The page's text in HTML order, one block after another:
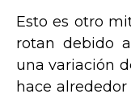
Esto es otro
rotan debido
una variación
hace